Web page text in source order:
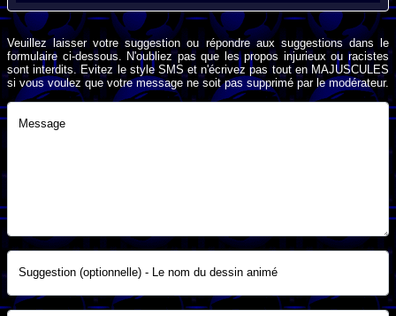
Veuillez laisser votre suggestion ou répondre aux suggestions dans le
formulaire ci-dessous. N'oubliez pas que les propos injurieux ou racistes
sont interdits. Evitez le style SMS et n'écrivez pas tout en MAJUSCULES
si vous voulez que votre message ne soit pas supprimé par le modérateur.
Message
Suggestion (optionnelle) - Le nom du dessin animé